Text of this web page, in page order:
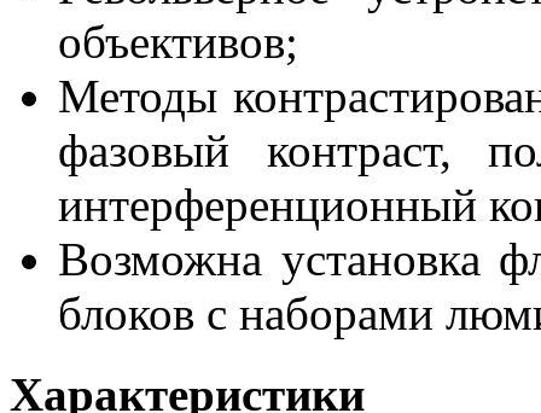
объективов;
Методы
фазовый контраст,
интерференционный
Возможна установка
блоков с наборами
Характеристики